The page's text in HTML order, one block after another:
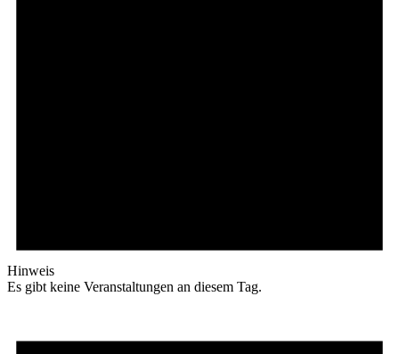
Hinweis
Es gibt keine Veranstaltungen an diesem Tag.